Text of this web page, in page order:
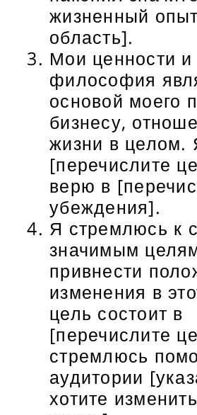
жизненный
область].
Мои ценности и
философия
основой моего
бизнесу,
жизни в целом.
[перечислите
верю в
убеждения].
Я стремлюсь к
значимым
привнести
изменения в
цель состоит в
[перечислите
стремлюсь
аудитории
хотите